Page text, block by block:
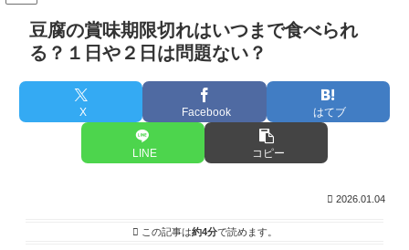
豆腐の賞味期限切れはいつまで食べられ
る？１日や２日は問題ない？
X Facebook はてブ
LINE コピー
2026.01.04
この記事は約4分で読めます。